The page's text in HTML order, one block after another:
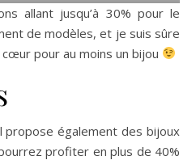
allant jusqu’à 30% pour le
de modèles, et je suis sûre
pour au moins un bijou
propose également des bijoux
profiter en plus de 40%